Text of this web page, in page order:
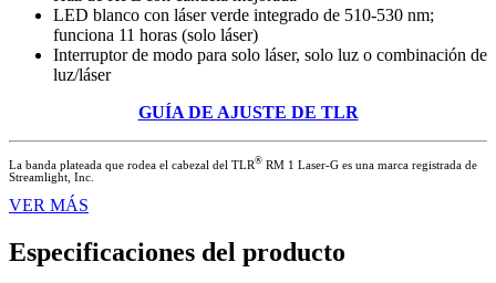
LED blanco con láser verde integrado de 510-530 nm;
funciona 11 horas (solo láser)
Interruptor de modo para solo láser, solo luz o combinación de
luz/láser
GUÍA DE AJUSTE DE TLR
La banda plateada que rodea el cabezal del TLR® RM 1 Laser-G es una marca registrada de
Streamlight, Inc.
VER MÁS
Especificaciones del producto